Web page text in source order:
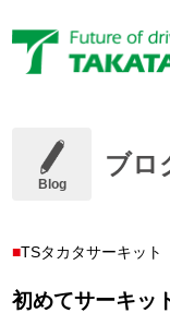
Blog
ブロ
TSタカタサーキット
初めてサーキ